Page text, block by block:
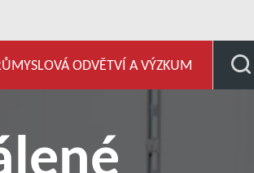
ODVĚTVÍ A VÝZKUM